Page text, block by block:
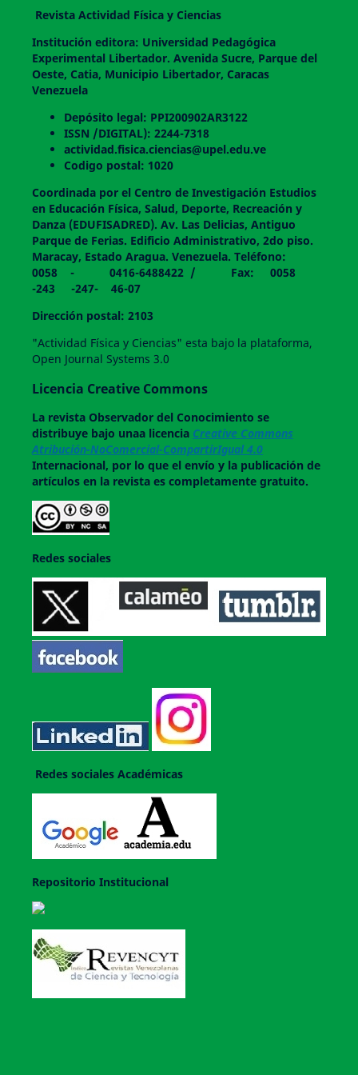
Revista Actividad Física y Ciencias
Institución editora: Universidad Pedagógica
Experimental Libertador. Avenida Sucre, Parque del
Oeste, Catia, Municipio Libertador, Caracas
Venezuela
Depósito legal: PPI200902AR3122
ISSN /DIGITAL): 2244-7318
actividad.fisica.ciencias@upel.edu.ve
Codigo postal: 1020
Coordinada por el Centro de Investigación Estudios
en Educación Física, Salud, Deporte, Recreación y
Danza (EDUFISADRED). Av. Las Delicias, Antiguo
Parque de Ferias. Edificio Administrativo, 2do piso.
Maracay, Estado Aragua. Venezuela. Teléfono:
0058 - 0416-6488422 / Fax: 0058
-243 -247- 46-07
Dirección postal: 2103
"Actividad Física y Ciencias" esta bajo la plataforma,
Open Journal Systems 3.0
Licencia Creative Commons
La revistaObservador del Conocimiento se
distribuye bajo unaa licencia Creative Commons
Atribución-NoComercial-CompartirIgual 4.0
Internacional, por lo que el envío y la publicación de
artículos en la revista es completamente gratuito.
Redes sociales
Redes sociales Académicas
Repositorio Institucional